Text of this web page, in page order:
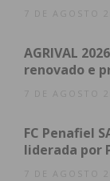
7 DE AGOSTO
AGRIVAL
renovado e
7 DE AGOSTO
FC Penafiel
liderada por
7 DE AGOSTO